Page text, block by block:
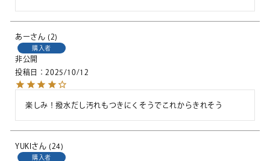
あー 2
購入者
非公開
投稿日
2025/10/12
楽しみ！撥水だし汚れもつきにくそうでこれからきれそう
YUKI 24
購入者